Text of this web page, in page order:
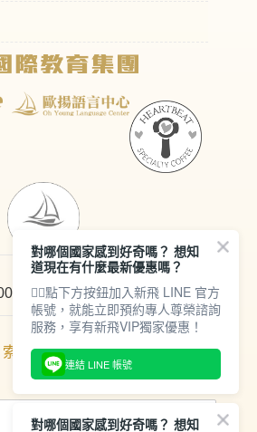
276000
索取電子報
對哪個國家感到好奇嗎？ 想知
道現在有什麼最新優惠嗎？
👇🏻點下方按鈕加入新飛 LINE 官方
帳號，就能立即預約專人尊榮諮詢
服務，享有新飛VIP獨家優惠！
連結 LINE 帳號
對哪個國家感到好奇嗎？ 想知